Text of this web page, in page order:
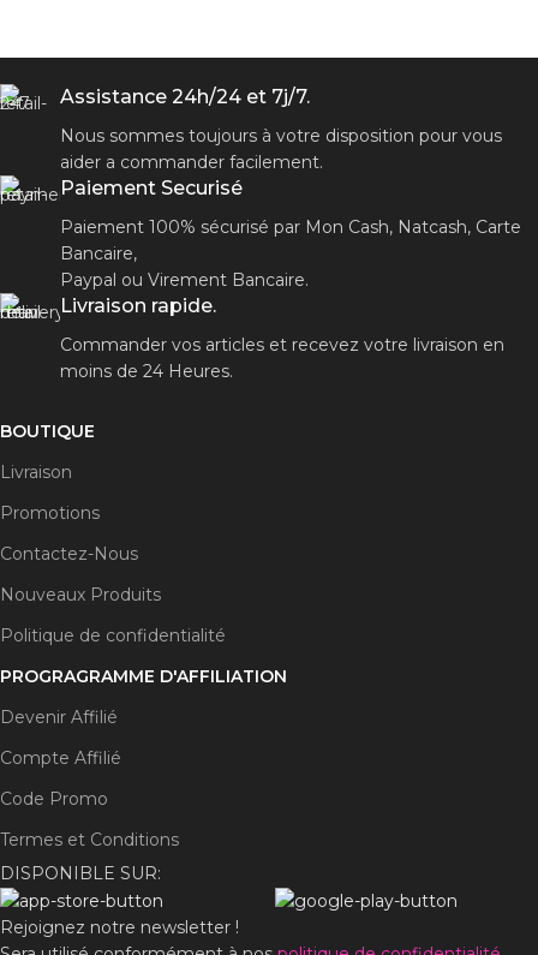
Assistance 24h/24 et 7j/7.
Nous sommes toujours à votre disposition pour vous
aider a commander facilement.
Paiement Securisé
Paiement 100% sécurisé par Mon Cash, Natcash, Carte
Bancaire,
Paypal ou Virement Bancaire.
Livraison rapide.
Commander vos articles et recevez votre livraison en
moins de 24 Heures.
BOUTIQUE
Livraison
Promotions
Contactez-Nous
Nouveaux Produits
Politique de confidentialité
PROGRAGRAMME D'AFFILIATION
Devenir Affilié
Compte Affilié
Code Promo
Termes et Conditions
DISPONIBLE SUR:
Rejoignez notre newsletter !